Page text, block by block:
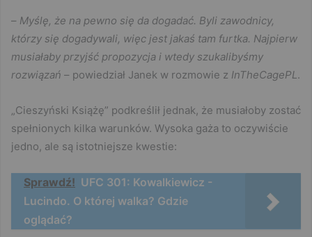
– Myślę, że na pewno się da dogadać. Byli zawodnicy,
którzy się dogadywali, więc jest jakaś tam furtka. Najpierw
musiałaby przyjść propozycja i wtedy szukalibyśmy
rozwiązań – powiedział Janek w rozmowie z InTheCagePL .
„Cieszyński Książę” podkreślił jednak, że musiałoby zostać
spełnionych kilka warunków. Wysoka gaża to oczywiście
jedno, ale są istotniejsze kwestie:
Sprawdź! UFC 301: Kowalkiewicz -
Lucindo. O której walka? Gdzie
oglądać?